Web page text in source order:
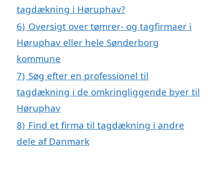
tagdækning i Høruphav?
6) Oversigt over tømrer- og tagfirmaer i
Høruphav eller hele Sønderborg
kommune
7) Søg efter en professionel til
tagdækning i de omkringliggende byer til
Høruphav
8) Find et firma til tagdækning i andre
dele af Danmark